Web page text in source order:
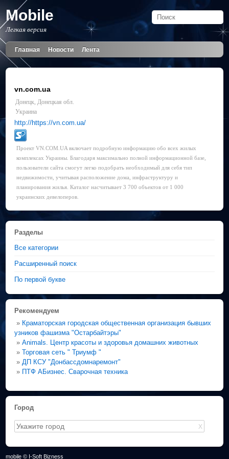
Mobile
Легкая версия
Главная Новости Лента
vn.com.ua
Донецк, Донецкая обл.
Украина
http://https://vn.com.ua/
Проект VN.COM.UA включает подробную информацию обо всех жилых
комплексах Украины. Благодаря максимально полной информационной базе,
пользователи сайта смогут легко подобрать необходимый для себя тип
недвижимости, учитывая расположение дома, инфраструктуру и
планирования жилья. Каталог насчитывает 3 700 объектов от 1 000
украинских девелоперов.
Разделы
Все категории
Расширенный поиск
По первой букве
Рекомендуем
» Краматорская городская общественная организация бывших
узников фашизма "Остарбайтэры"
»Animals. Центр красоты и здоровья домашних животных
»Торговая сеть " Триумф "
» ДП КСУ "Донбассдомнаремонт"
» ПТФ АБизнес. Сварочная техника
Город
X
mobile © I-Soft Bizness